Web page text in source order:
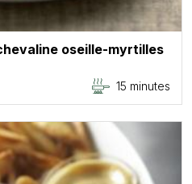
oseille-myrtilles
15 minutes